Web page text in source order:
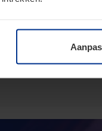
administratieve
te